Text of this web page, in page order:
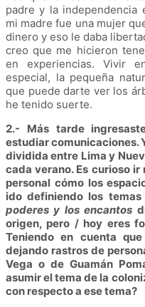
padre y la independencia
mi madre fue una mujer
dinero y eso le daba
creo que me hicieron
en experiencias. Vivir
especial, la pequeña
que puede darte ver los
he tenido suerte.
2.- Más tarde
estudiar comunicaciones.
dividida entre Lima y
cada verano. Es curioso
personal cómo los
ido definiendo los
poderes y los encantos
origen, pero / hoy eres
Teniendo en cuenta
dejando rastros de
Vega o de Guamán
asumir el tema de la
con respecto a ese tema?